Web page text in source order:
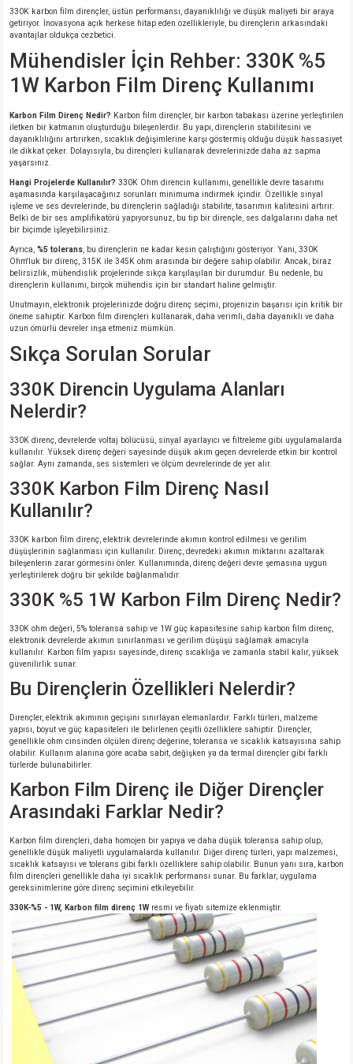
MARKA)
330K karbon film dirençler, üstün performansı, dayanıklılığı ve düşük maliyeti bir araya
getiriyor. İnovasyona açık herkese hitap eden özellikleriyle, bu dirençlerin arkasındaki
avantajlar oldukça cezbetici.
Mühendisler İçin Rehber: 330K %5
1W Karbon Film Direnç Kullanımı
Karbon Film Direnç Nedir? Karbon film dirençler, bir karbon tabakası üzerine yerleştirilen
iletken bir katmanın oluşturduğu bileşenlerdir. Bu yapı, dirençlerin stabilitesini ve
dayanıklılığını artırırken, sıcaklık değişimlerine karşı göstermiş olduğu düşük hassasiyet
ile dikkat çeker. Dolayısıyla, bu dirençleri kullanarak devrelerinizde daha az sapma
yaşarsınız.
Hangi Projelerde Kullanılır? 330K Ohm direncin kullanımı, genellikle devre tasarımı
aşamasında karşılaşacağınız sorunları minimuma indirmek içindir. Özellikle sinyal
işleme ve ses devrelerinde, bu dirençlerin sağladığı stabilite, tasarımın kalitesini artırır.
Belki de bir ses amplifikatörü yapıyorsunuz, bu tip bir dirençle, ses dalgalarını daha net
bir biçimde işleyebilirsiniz.
Ayrıca, %5 tolerans , bu dirençlerin ne kadar kesin çalıştığını gösteriyor. Yani, 330K
Ohm'luk bir direnç, 315K ile 345K ohm arasında bir değere sahip olabilir. Ancak, biraz
belirsizlik, mühendislik projelerinde sıkça karşılaşılan bir durumdur. Bu nedenle, bu
dirençlerin kullanımı, birçok mühendis için bir standart haline gelmiştir.
Unutmayın, elektronik projelerinizde doğru direnç seçimi, projenizin başarısı için kritik bir
öneme sahiptir. Karbon film dirençleri kullanarak, daha verimli, daha dayanıklı ve daha
uzun ömürlü devreler inşa etmeniz mümkün.
Sıkça Sorulan Sorular
330K Direncin Uygulama Alanları
Nelerdir?
330K direnç, devrelerde voltaj bölücüsü, sinyal ayarlayıcı ve filtreleme gibi uygulamalarda
kullanılır. Yüksek direnç değeri sayesinde düşük akım geçen devrelerde etkin bir kontrol
sağlar. Aynı zamanda, ses sistemleri ve ölçüm devrelerinde de yer alır.
330K Karbon Film Direnç Nasıl
Kullanılır?
330K karbon film direnç, elektrik devrelerinde akımın kontrol edilmesi ve gerilim
düşüşlerinin sağlanması için kullanılır. Direnç, devredeki akımın miktarını azaltarak
bileşenlerin zarar görmesini önler. Kullanımında, direnç değeri devre şemasına uygun
yerleştirilerek doğru bir şekilde bağlanmalıdır.
330K %5 1W Karbon Film Direnç Nedir?
330K ohm değeri, 5% toleransa sahip ve 1W güç kapasitesine sahip karbon film direnç,
elektronik devrelerde akımın sınırlanması ve gerilim düşüşü sağlamak amacıyla
kullanılır. Karbon film yapısı sayesinde, direnç sıcaklığa ve zamanla stabil kalır, yüksek
güvenilirlik sunar.
Bu Dirençlerin Özellikleri Nelerdir?
Dirençler, elektrik akımının geçişini sınırlayan elemanlardır. Farklı türleri, malzeme
yapısı, boyut ve güç kapasiteleri ile belirlenen çeşitli özelliklere sahiptir. Dirençler,
genellikle ohm cinsinden ölçülen direnç değerine, toleransa ve sıcaklık katsayısına sahip
olabilir. Kullanım alanına göre acaba sabit, değişken ya da termal dirençler gibi farklı
türlerde bulunabilirler.
Karbon Film Direnç ile Diğer Dirençler
Arasındaki Farklar Nedir?
Karbon film dirençleri, daha homojen bir yapıya ve daha düşük toleransa sahip olup,
genellikle düşük maliyetli uygulamalarda kullanılır. Diğer direnç türleri, yapı malzemesi,
sıcaklık katsayısı ve tolerans gibi farklı özelliklere sahip olabilir. Bunun yanı sıra, karbon
film dirençleri genellikle daha iyi sıcaklık performansı sunar. Bu farklar, uygulama
gereksinimlerine göre direnç seçimini etkileyebilir.
330K-%5 - 1W, Karbon film direnç 1Wresmi ve fiyatı sitemize eklenmiştir.